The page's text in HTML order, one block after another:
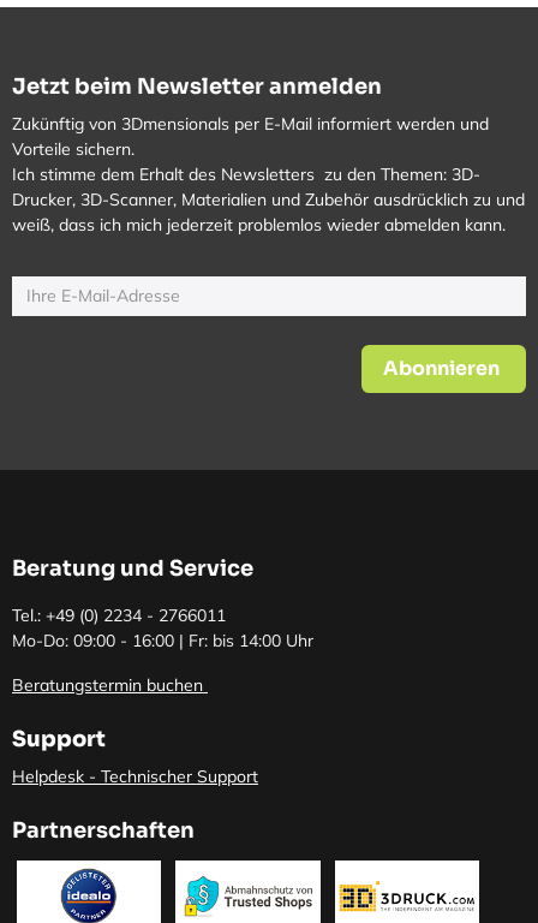
Jetzt beim Newsletter anmelden
Zukünftig von 3Dmensionals per E-Mail informiert werden und
Vorteile sichern.
Ich stimme dem Erhalt des Newsletters zu den Themen: 3D-
Drucker, 3D-Scanner, Materialien und Zubehör ausdrücklich zu und
weiß, dass ich mich jederzeit problemlos wieder abmelden kann.
Abonnieren
Beratung und Service
Tel.: +49 (0) 2234 - 2766011
Mo-Do: 09:00 - 16:00 | Fr: bis 14:00 Uhr
Beratungstermin buchen
Support
Helpdesk - Technischer Support
Partnerschaften